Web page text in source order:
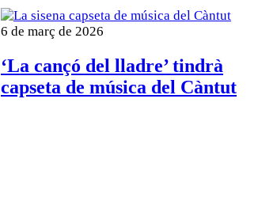
6 de març de 2026
‘La cançó del lladre’ tindrà
capseta de música del Càntut